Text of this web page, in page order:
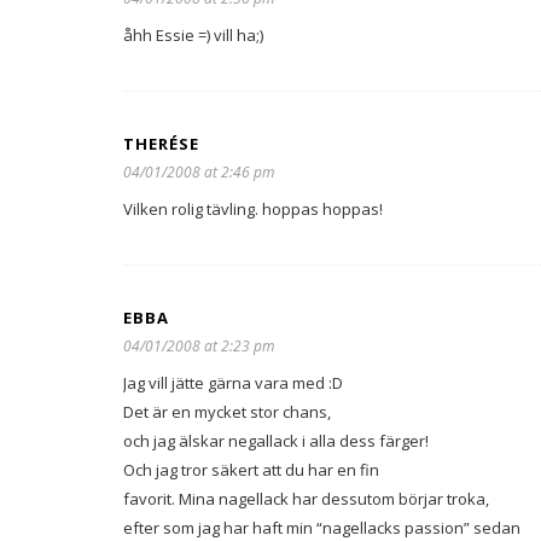
åhh Essie =) vill ha;)
THERÉSE
04/01/2008 at 2:46 pm
Vilken rolig tävling. hoppas hoppas!
EBBA
04/01/2008 at 2:23 pm
Jag vill jätte gärna vara med :D
Det är en mycket stor chans,
och jag älskar negallack i alla dess färger!
Och jag tror säkert att du har en fin
favorit. Mina nagellack har dessutom börjar troka,
efter som jag har haft min “nagellacks passion” sedan